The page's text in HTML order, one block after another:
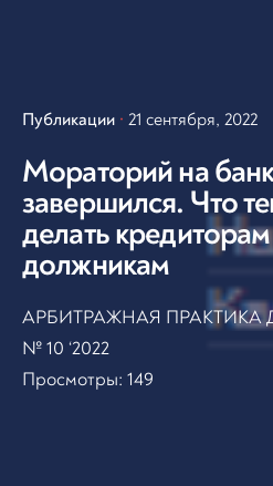
Публикации 21 сентября, 2022
Мораторий на
завершился. Что
делать
должникам
АРБИТРАЖНАЯ ПРАКТИКА
№ 10 ‘2022
Просмотры: 149